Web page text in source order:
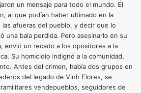
un mensaje para todo el mundo. Él
al que podían haber ultimado en la
las afueras del pueblo, y decir que lo
una bala perdida. Pero asesinarlo en su
envió un recado a los opositores a la
Su homicidio indignó a la comunidad,
Antes del crimen, había dos grupos en
del legado de Vinh Flores, se
vendepueblos, seguidores de